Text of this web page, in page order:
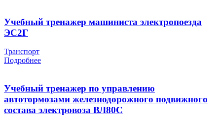
Учебный тренажер машиниста электропоезда
ЭС2Г
Транспорт
Подробнее
Учебный тренажер по управлению
автотормозами железнодорожного подвижного
состава электровоза ВЛ80С